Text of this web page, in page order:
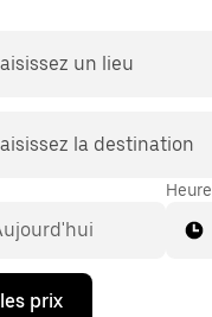
un lieu
la destination
Heure
prix